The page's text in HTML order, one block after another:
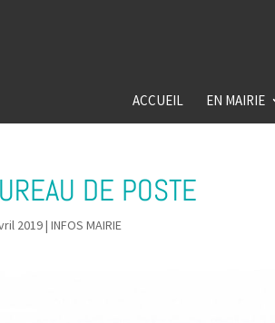
ACCUEIL EN MAIRIE
DE POSTE
2019|INFOS MAIRIE